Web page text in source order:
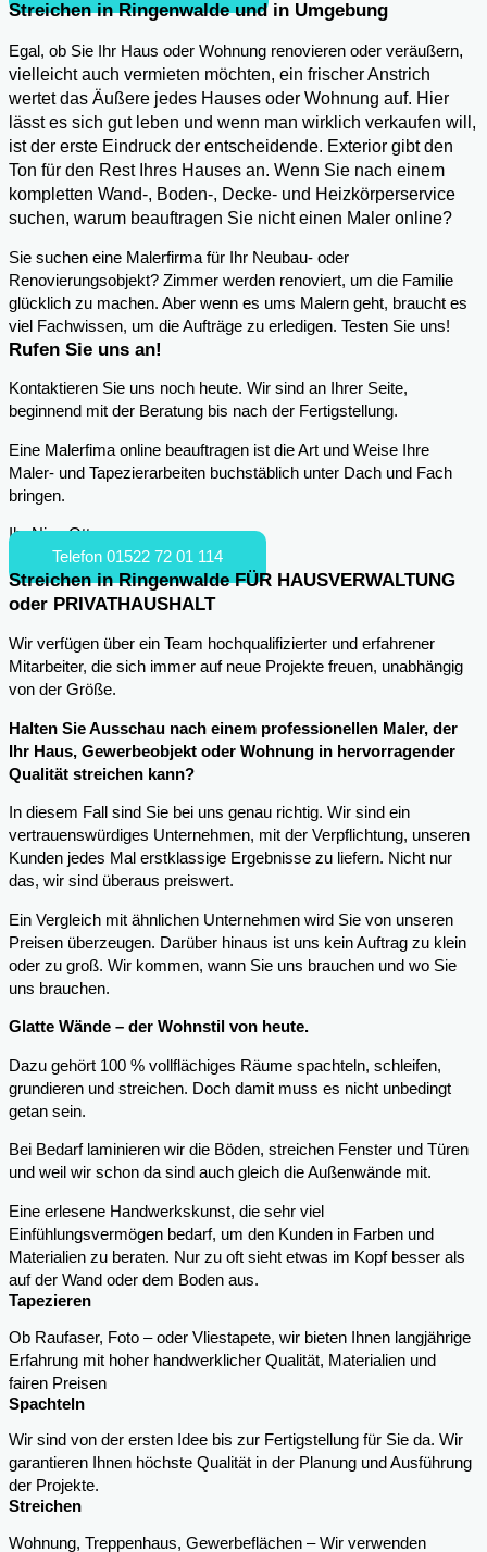
Streichen in Ringenwalde und in Umgebung
Egal, ob Sie Ihr Haus oder Wohnung renovieren oder veräußern,
vielleicht auch vermieten möchten, ein frischer Anstrich
wertet das Äußere jedes Hauses oder Wohnung auf. Hier
lässt es sich gut leben und wenn man wirklich verkaufen will,
ist der erste Eindruck der entscheidende. Exterior gibt den
Ton für den Rest Ihres Hauses an. Wenn Sie nach einem
kompletten Wand-, Boden-, Decke- und Heizkörperservice
suchen, warum beauftragen Sie nicht einen Maler online?
Sie suchen eine Malerfirma für Ihr Neubau- oder
Renovierungsobjekt? Zimmer werden renoviert, um die Familie
glücklich zu machen. Aber wenn es ums Malern geht, braucht es
viel Fachwissen, um die Aufträge zu erledigen. Testen Sie uns!
Rufen Sie uns an!
Kontaktieren Sie uns noch heute. Wir sind an Ihrer Seite,
beginnend mit der Beratung bis nach der Fertigstellung.
Eine Malerfima online beauftragen ist die Art und Weise Ihre
Maler- und Tapezierarbeiten buchstäblich unter Dach und Fach
bringen.
Ihr Nico Otto
Telefon 01522 72 01 114
Streichen in Ringenwalde FÜR HAUSVERWALTUNG
oder PRIVATHAUSHALT
Wir verfügen über ein Team hochqualifizierter und erfahrener
Mitarbeiter, die sich immer auf neue Projekte freuen, unabhängig
von der Größe.
Halten Sie Ausschau nach einem professionellen Maler, der
Ihr Haus, Gewerbeobjekt oder Wohnung in hervorragender
Qualität streichen kann?
In diesem Fall sind Sie bei uns genau richtig. Wir sind ein
vertrauenswürdiges Unternehmen, mit der Verpflichtung, unseren
Kunden jedes Mal erstklassige Ergebnisse zu liefern. Nicht nur
das, wir sind überaus preiswert.
Ein Vergleich mit ähnlichen Unternehmen wird Sie von unseren
Preisen überzeugen. Darüber hinaus ist uns kein Auftrag zu klein
oder zu groß. Wir kommen, wann Sie uns brauchen und wo Sie
uns brauchen.
Glatte Wände – der Wohnstil von heute.
Dazu gehört 100 % vollflächiges Räume spachteln, schleifen,
grundieren und streichen. Doch damit muss es nicht unbedingt
getan sein.
Bei Bedarf laminieren wir die Böden, streichen Fenster und Türen
und weil wir schon da sind auch gleich die Außenwände mit.
Eine erlesene Handwerkskunst, die sehr viel
Einfühlungsvermögen bedarf, um den Kunden in Farben und
Materialien zu beraten. Nur zu oft sieht etwas im Kopf besser als
auf der Wand oder dem Boden aus.
Tapezieren
Ob Raufaser, Foto – oder Vliestapete, wir bieten Ihnen langjährige
Erfahrung mit hoher handwerklicher Qualität, Materialien und
fairen Preisen
Spachteln
Wir sind von der ersten Idee bis zur Fertigstellung für Sie da. Wir
garantieren Ihnen höchste Qualität in der Planung und Ausführung
der Projekte.
Streichen
Wohnung, Treppenhaus, Gewerbeflächen – Wir verwenden